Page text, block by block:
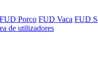
FUD Porco FUD Vaca FUD
de utilizadores